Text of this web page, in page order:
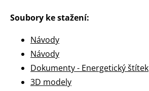
Soubory ke stažení:
Návody
Návody
Dokumenty - Energetický štítek
3D modely